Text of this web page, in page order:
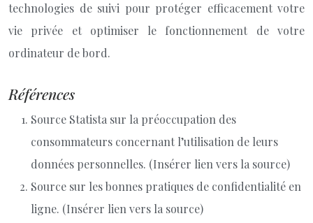
technologies de suivi pour protéger efficacement votre
vie privée et optimiser le fonctionnement de votre
ordinateur de bord.
Références
Source Statista sur la préoccupation des
consommateurs concernant l’utilisation de leurs
données personnelles. (Insérer lien vers la source)
Source sur les bonnes pratiques de confidentialité en
ligne. (Insérer lien vers la source)